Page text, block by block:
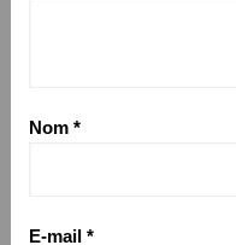
Nom *
E-mail *